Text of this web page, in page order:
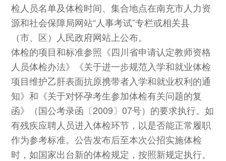
检人员名单及体检时间、集合地点在南充市人力资
源和社会保障局网站“人事考试”专栏或相关县
（市、区）人民政府网站上公布。
体检的项目和标准参照《四川省申请认定教师资格
人员体检办法》《关于进一步规范入学和就业体检
项目维护乙肝表面抗原携带者入学和就业权利的通
知》和《关于对怀孕考生参加体检有关问题的复
函》（国公考录函〔2009〕07号）的要求执行。如
有残疾应聘人员进入体检环节，以是否能正常履职
作为参考标准。公告发布后至本次公招实施体检
时，如国家出台新的体检规定，按照新规定执行。